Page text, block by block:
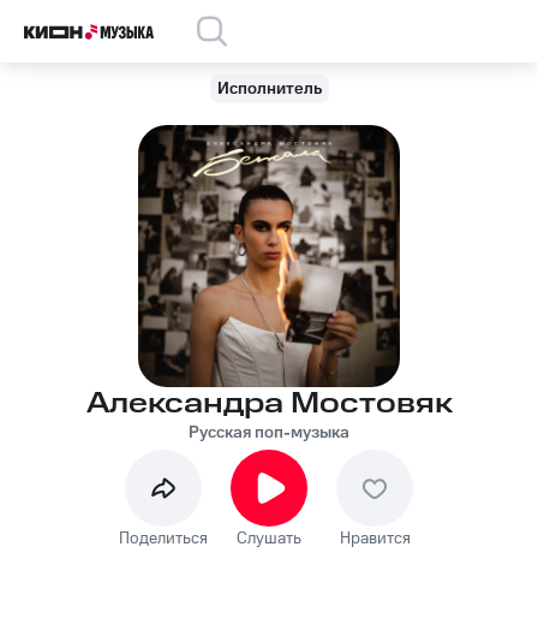
Исполнитель
Александра Мостовяк
Русская поп-музыка
Поделиться Слушать Нравится